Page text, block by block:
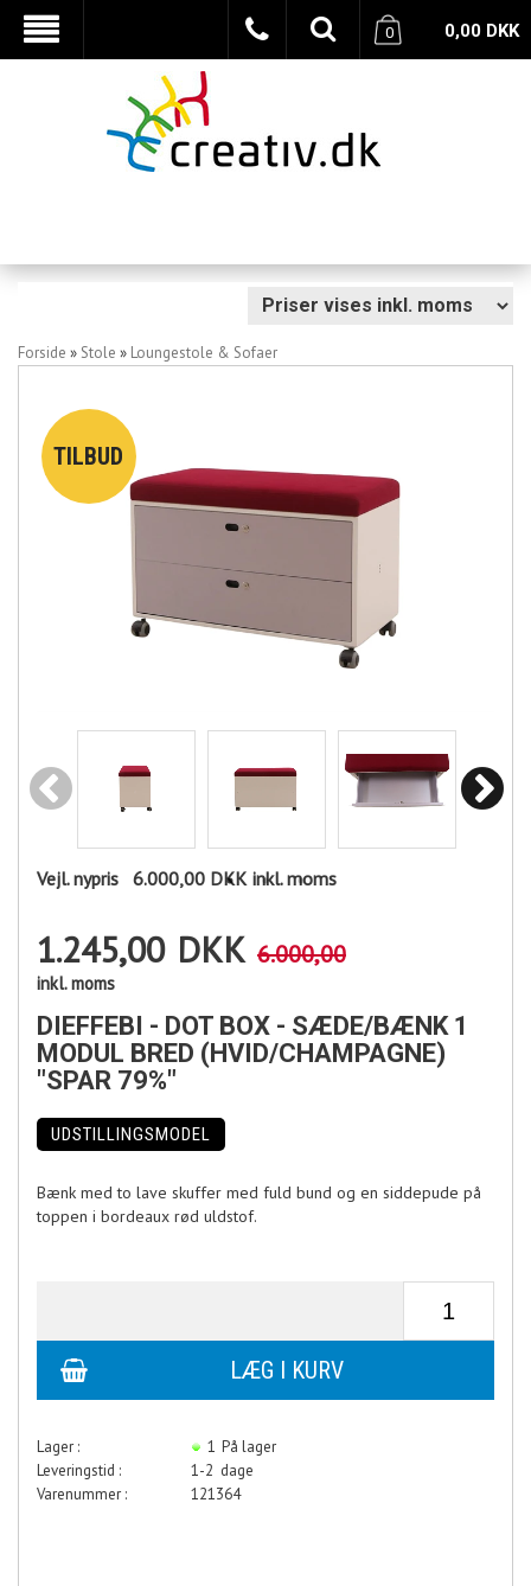
0,00 DKK
0
Forside » Stole » Loungestole & Sofaer
Vejl. nypris 6.000,00 DKK inkl. moms
1.245,00 DKK 6.000,00
inkl. moms
DIEFFEBI - DOT BOX - SÆDE/BÆNK 1
MODUL BRED (HVID/CHAMPAGNE)
"SPAR 79%"
UDSTILLINGSMODEL
Bænk med to lave skuffer med fuld bund og en siddepude på
toppen i bordeaux rød uldstof.
Lager : 1 På lager
Leveringstid :
1-2 dage
Varenummer :
121364